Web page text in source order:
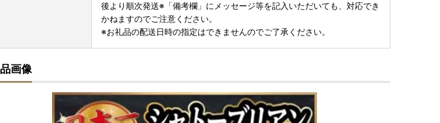
後より順次発送※「備考欄」にメッセージ等を記入いただいても、対応でき
かねますのでご注意ください。
※お礼品の配送日時の指定はできませんのでご了承ください。
画像